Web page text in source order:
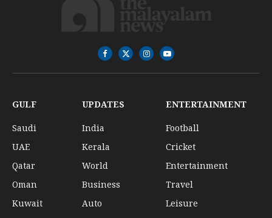
Facebook
X
(Twitter)
InstagramYouTube
GULF
Saudi
UAE
Qatar
Oman
Kuwait
UPDATES
India
Kerala
World
Business
Auto
ENTERTAINMENT
Football
Cricket
Entertainment
Travel
Leisure